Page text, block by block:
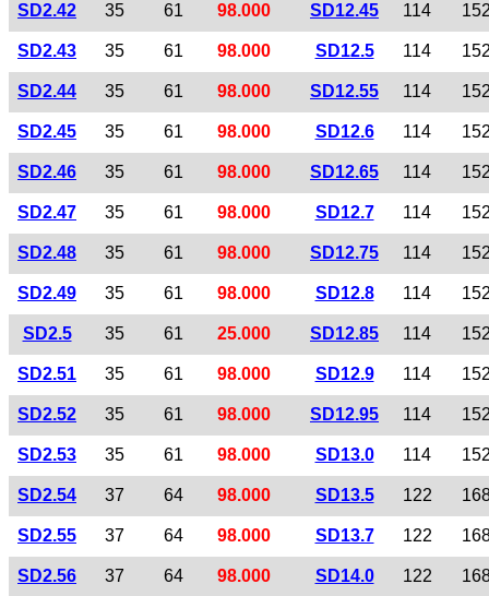
SD2.42 35 61 98.000 SD12.45 114
SD2.43 35 61 98.000 SD12.5 114
SD2.44 35 61 98.000 SD12.55 114
SD2.45 35 61 98.000 SD12.6 114
SD2.46 35 61 98.000 SD12.65 114
SD2.47 35 61 98.000 SD12.7 114
SD2.48 35 61 98.000 SD12.75 114
SD2.49 35 61 98.000 SD12.8 114
SD2.5 35 61 25.000 SD12.85 114
SD2.51 35 61 98.000 SD12.9 114
SD2.52 35 61 98.000 SD12.95 114
SD2.53 35 61 98.000 SD13.0 114
SD2.54 37 64 98.000 SD13.5 122
SD2.55 37 64 98.000 SD13.7 122
SD2.56 37 64 98.000 SD14.0 122